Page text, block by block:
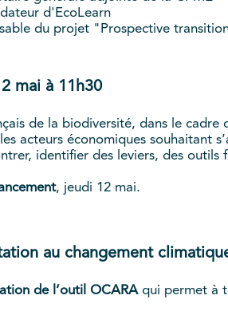
d'EcoLearn
du projet "Prospective
mai à 11h30
de la biodiversité, dans le
acteurs économiques souhaitant
identifier des leviers, des
, jeudi 12 mai.
au changement
de l’outil OCARAqui permet à